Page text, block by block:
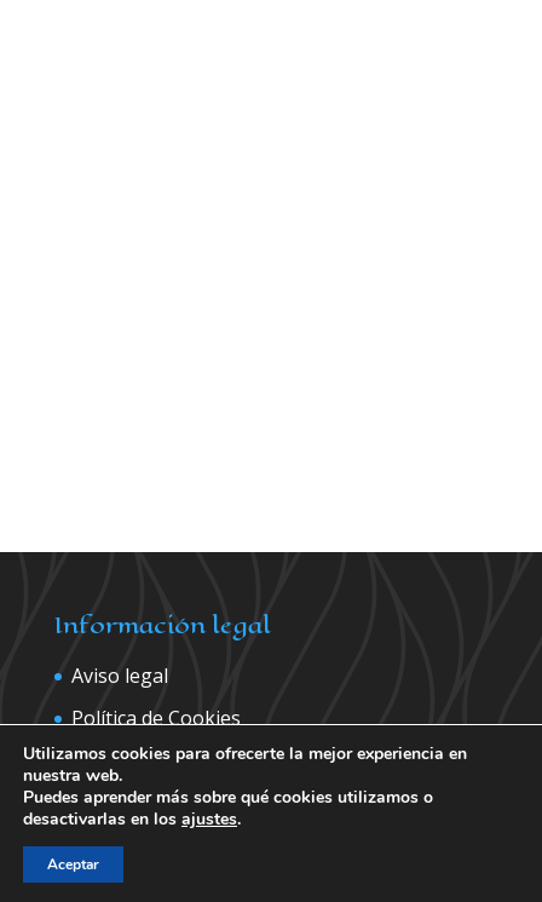
Información legal
Aviso legal
Política de Cookies
Política de privacidad
Contáctanos para más información
Utilizamos cookies para ofrecerte la mejor experiencia en
nuestra web.
Puedes aprender más sobre qué cookies utilizamos o
desactivarlas en los ajustes.
Aceptar